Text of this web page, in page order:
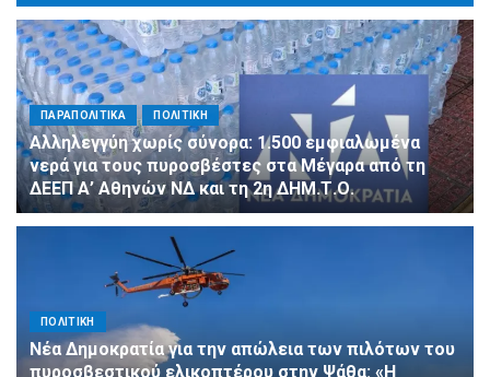
ΠΑΡΑΠΟΛΙΤΙΚΑ ΠΟΛΙΤΙΚΗ
Αλληλεγγύη χωρίς σύνορα: 1.500 εμφιαλωμένα
νερά για τους πυροσβέστες στα Μέγαρα από τη
ΔΕΕΠ Α’ Αθηνών ΝΔ και τη 2η ΔΗΜ.Τ.Ο.
ΠΟΛΙΤΙΚΗ
Νέα Δημοκρατία για την απώλεια των πιλότων του
πυροσβεστικού ελικοπτέρου στην Ψάθα: «Η